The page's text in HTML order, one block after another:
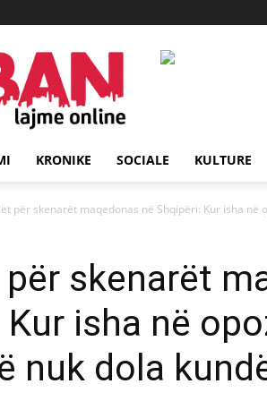
URBAN
Lajme
KRONIKE SOCIALE KULTURE
për skenarët maqedonas në Shqipëri: Kur isha në
skenarët
isha në
nuk dola